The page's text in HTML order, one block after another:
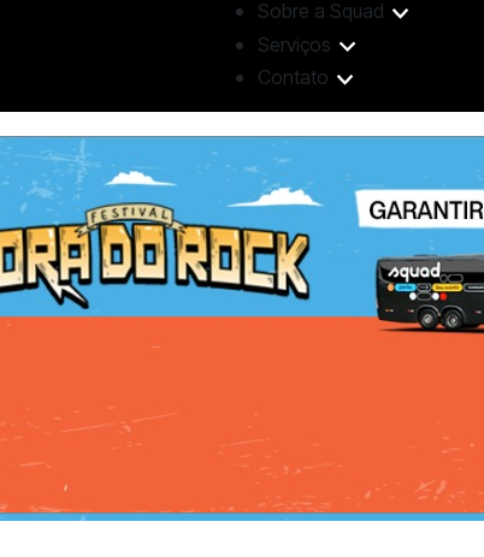
Sobre a Squad
Serviços
Contato